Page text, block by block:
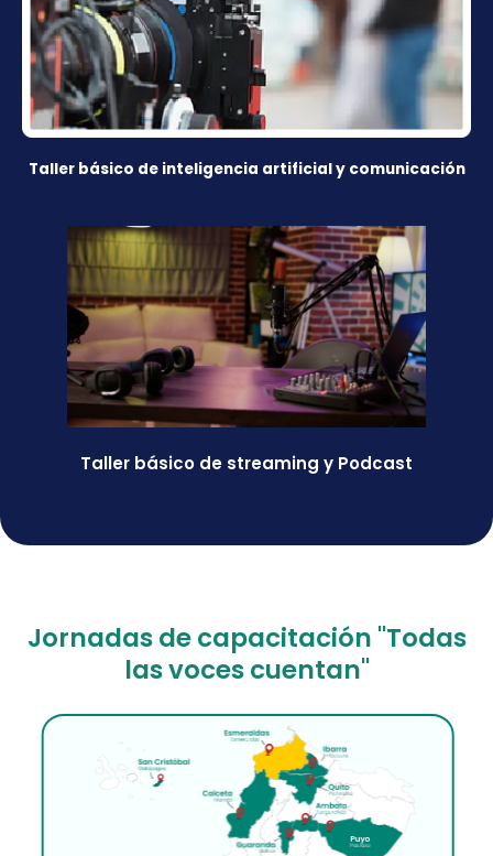
Taller básico de inteligencia artificial y comunicación
Taller básico de streaming y Podcast
Jornadas de capacitación "Todas
las voces cuentan"